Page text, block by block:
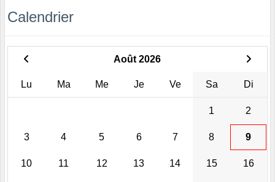
Calendrier
Août 2026
Lu Ma Me Je Ve Sa Di
1 2
3 4 5 6 7 8 9
10 11 12 13 14 15 16